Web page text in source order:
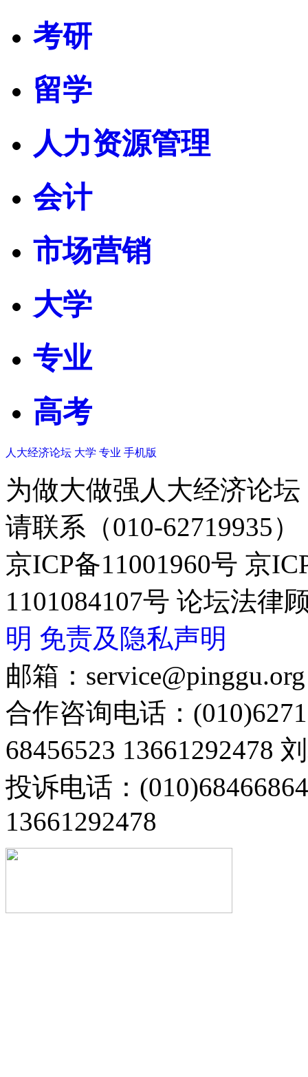
考研
留学
人力资源管理
会计
市场营销
大学
专业
高考
人大经济论坛 大学 专业 手机版
为做大做强人大经济论
请联系（010-62719935）
京ICP备11001960号 京
1101084107号 论坛法律
明 免责及隐私声明
邮箱：service@pinggu.org
合作咨询电话：
68456523 13661292478
投诉电话：
13661292478